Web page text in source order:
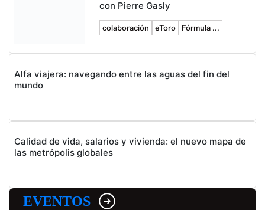
con Pierre Gasly
colaboración eToro Fórmula ...
Alfa viajera: navegando entre las aguas del fin del
mundo
Calidad de vida, salarios y vivienda: el nuevo mapa de
las metrópolis globales
EVENTOS